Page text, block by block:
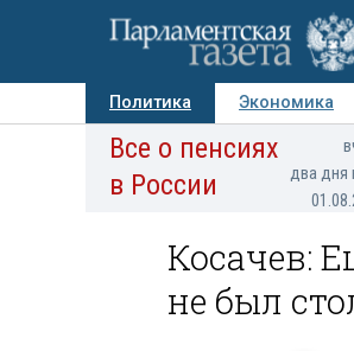
Политика Экономика
Авторы Персоны
Все о пенсиях
в России
два дня
Косачев:
не был